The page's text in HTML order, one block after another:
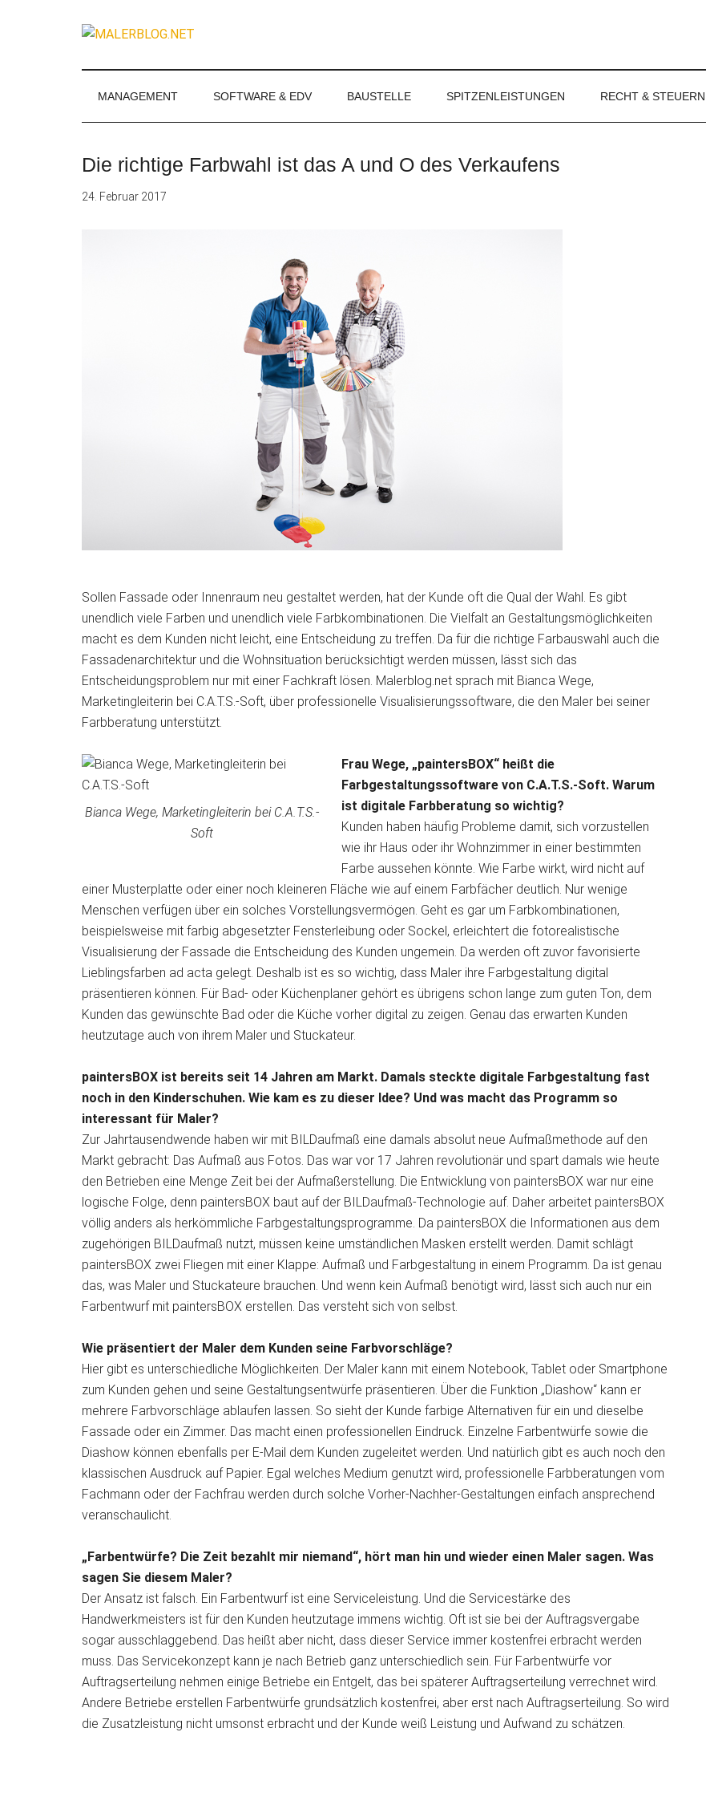
MALERBLOG.NET
Magazin
Stuckateure
MANAGEMENT SOFTWARE & EDV BAUSTELLE SPITZENLEISTUNGEN RECHT & STEUERN
Die richtige Farbwahl ist das A und O des Verkaufens
24. Februar 2017
Sollen Fassade oder Innenraum neu gestaltet werden, hat der Kunde oft die Qual der Wahl. Es gibt
unendlich viele Farben und unendlich viele Farbkombinationen. Die Vielfalt an Gestaltungsmöglichkeiten
macht es dem Kunden nicht leicht, eine Entscheidung zu treffen. Da für die richtige Farbauswahl auch die
Fassadenarchitektur und die Wohnsituation berücksichtigt werden müssen, lässt sich das
Entscheidungsproblem nur mit einer Fachkraft lösen. Malerblog.net sprach mit Bianca Wege,
Marketingleiterin bei C.A.T.S.-Soft, über professionelle Visualisierungssoftware, die den Maler bei seiner
Farbberatung unterstützt.
Bianca Wege, Marketingleiterin bei C.A.T.S.-
Soft
Frau Wege, „paintersBOX“ heißt die
Farbgestaltungssoftware von C.A.T.S.-Soft. Warum
ist digitale Farbberatung so wichtig?
Kunden haben häufig Probleme damit, sich vorzustellen
wie ihr Haus oder ihr Wohnzimmer in einer bestimmten
Farbe aussehen könnte. Wie Farbe wirkt, wird nicht auf
einer Musterplatte oder einer noch kleineren Fläche wie auf einem Farbfächer deutlich. Nur wenige
Menschen verfügen über ein solches Vorstellungsvermögen. Geht es gar um Farbkombinationen,
beispielsweise mit farbig abgesetzter Fensterleibung oder Sockel, erleichtert die fotorealistische
Visualisierung der Fassade die Entscheidung des Kunden ungemein. Da werden oft zuvor favorisierte
Lieblingsfarben ad acta gelegt. Deshalb ist es so wichtig, dass Maler ihre Farbgestaltung digital
präsentieren können. Für Bad- oder Küchenplaner gehört es übrigens schon lange zum guten Ton, dem
Kunden das gewünschte Bad oder die Küche vorher digital zu zeigen. Genau das erwarten Kunden
heutzutage auch von ihrem Maler und Stuckateur.
paintersBOX ist bereits seit 14 Jahren am Markt. Damals steckte digitale Farbgestaltung fast
noch in den Kinderschuhen. Wie kam es zu dieser Idee? Und was macht das Programm so
interessant für Maler?
Zur Jahrtausendwende haben wir mit BILDaufmaß eine damals absolut neue Aufmaßmethode auf den
Markt gebracht: Das Aufmaß aus Fotos. Das war vor 17 Jahren revolutionär und spart damals wie heute
den Betrieben eine Menge Zeit bei der Aufmaßerstellung. Die Entwicklung von paintersBOX war nur eine
logische Folge, denn paintersBOX baut auf der BILDaufmaß-Technologie auf. Daher arbeitet paintersBOX
völlig anders als herkömmliche Farbgestaltungsprogramme. Da paintersBOX die Informationen aus dem
zugehörigen BILDaufmaß nutzt, müssen keine umständlichen Masken erstellt werden. Damit schlägt
paintersBOX zwei Fliegen mit einer Klappe: Aufmaß und Farbgestaltung in einem Programm. Da ist genau
das, was Maler und Stuckateure brauchen. Und wenn kein Aufmaß benötigt wird, lässt sich auch nur ein
Farbentwurf mit paintersBOX erstellen. Das versteht sich von selbst.
Wie präsentiert der Maler dem Kunden seine Farbvorschläge?
Hier gibt es unterschiedliche Möglichkeiten. Der Maler kann mit einem Notebook, Tablet oder Smartphone
zum Kunden gehen und seine Gestaltungsentwürfe präsentieren. Über die Funktion „Diashow“ kann er
mehrere Farbvorschläge ablaufen lassen. So sieht der Kunde farbige Alternativen für ein und dieselbe
Fassade oder ein Zimmer. Das macht einen professionellen Eindruck. Einzelne Farbentwürfe sowie die
Diashow können ebenfalls per E-Mail dem Kunden zugeleitet werden. Und natürlich gibt es auch noch den
klassischen Ausdruck auf Papier. Egal welches Medium genutzt wird, professionelle Farbberatungen vom
Fachmann oder der Fachfrau werden durch solche Vorher-Nachher-Gestaltungen einfach ansprechend
veranschaulicht.
„Farbentwürfe? Die Zeit bezahlt mir niemand“, hört man hin und wieder einen Maler sagen. Was
sagen Sie diesem Maler?
Der Ansatz ist falsch. Ein Farbentwurf ist eine Serviceleistung. Und die Servicestärke des
Handwerkmeisters ist für den Kunden heutzutage immens wichtig. Oft ist sie bei der Auftragsvergabe
sogar ausschlaggebend. Das heißt aber nicht, dass dieser Service immer kostenfrei erbracht werden
muss. Das Servicekonzept kann je nach Betrieb ganz unterschiedlich sein. Für Farbentwürfe vor
Auftragserteilung nehmen einige Betriebe ein Entgelt, das bei späterer Auftragserteilung verrechnet wird.
Andere Betriebe erstellen Farbentwürfe grundsätzlich kostenfrei, aber erst nach Auftragserteilung. So wird
die Zusatzleistung nicht umsonst erbracht und der Kunde weiß Leistung und Aufwand zu schätzen.